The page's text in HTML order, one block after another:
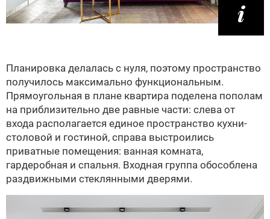
Планировка делалась с нуля, поэтому пространство
получилось максимально функциональным.
Прямоугольная в плане квартира поделена пополам
на приблизительно две равные части: слева от
входа располагается единое пространство кухни-
столовой и гостиной, справа выстроились
приватные помещения: ванная комната,
гардеробная и спальня. Входная группа обособлена
раздвижными стеклянными дверями.